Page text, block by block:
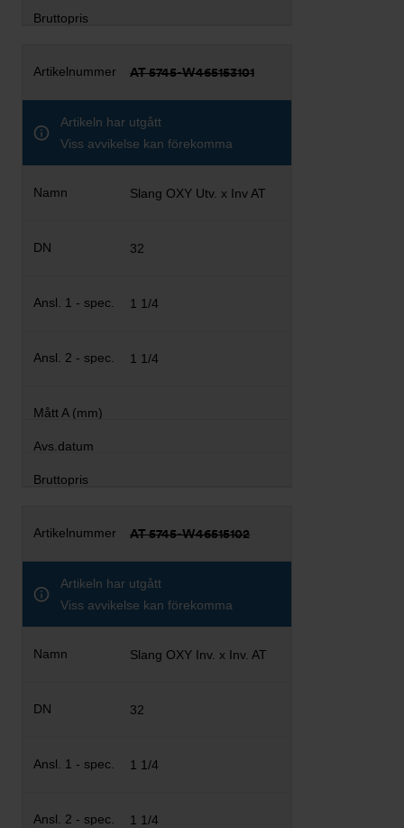
AT 5745-W465153101
Artikeln har utgått
Viss avvikelse kan förekomma
Slang OXY Utv. x Inv AT
32
1 1/4
1 1/4
AT 5745-W46515102
Artikeln har utgått
Viss avvikelse kan förekomma
Slang OXY Inv. x Inv. AT
32
1 1/4
1 1/4